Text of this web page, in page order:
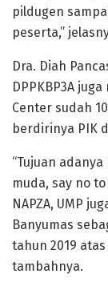
pildugen
peserta,”
Dra. Diah
DPPKBP3A
Center sudah
berdirinya PIK
“Tujuan
muda, say no
NAPZA, UMP
Banyumas
tahun 2019
tambahnya.